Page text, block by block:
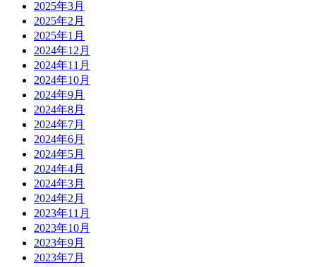
2025年3月
2025年2月
2025年1月
2024年12月
2024年11月
2024年10月
2024年9月
2024年8月
2024年7月
2024年6月
2024年5月
2024年4月
2024年3月
2024年2月
2023年11月
2023年10月
2023年9月
2023年7月